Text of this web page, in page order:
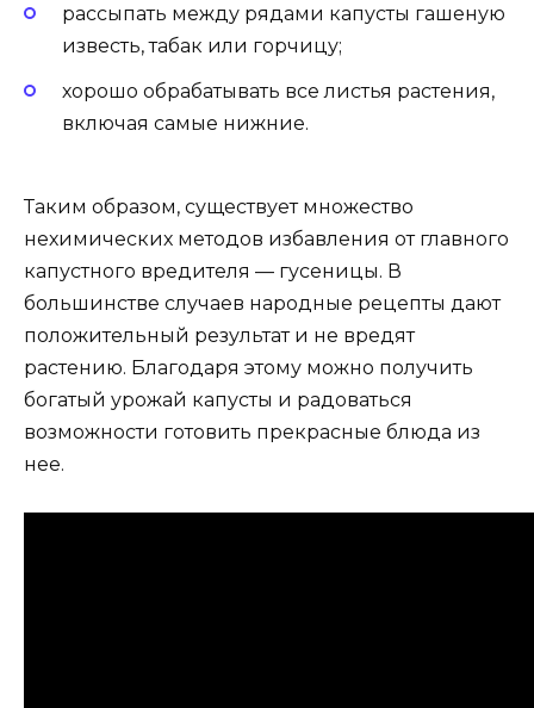
рассыпать между рядами капусты гашеную
известь, табак или горчицу;
хорошо обрабатывать все листья растения,
включая самые нижние.
Таким образом, существует множество
нехимических методов избавления от главного
капустного вредителя — гусеницы. В
большинстве случаев народные рецепты дают
положительный результат и не вредят
растению. Благодаря этому можно получить
богатый урожай капусты и радоваться
возможности готовить прекрасные блюда из
нее.